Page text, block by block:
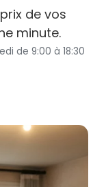
de vos
minute.
de 9:00 à 18:30